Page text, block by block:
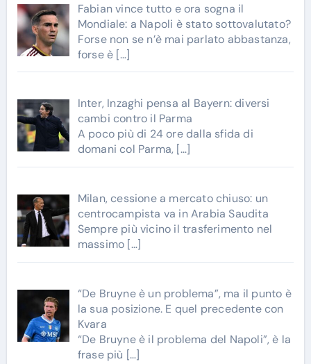
Fabian vince tutto e ora sogna il
Mondiale: a Napoli è stato sottovalutato?
Forse non se n’è mai parlato abbastanza,
forse è […]
Inter, Inzaghi pensa al Bayern: diversi
cambi contro il Parma
A poco più di 24 ore dalla sfida di
domani col Parma, […]
Milan, cessione a mercato chiuso: un
centrocampista va in Arabia Saudita
Sempre più vicino il trasferimento nel
massimo […]
“De Bruyne è un problema”, ma il punto è
la sua posizione. E quel precedente con
Kvara
“De Bruyne è il problema del Napoli”, è la
frase più […]